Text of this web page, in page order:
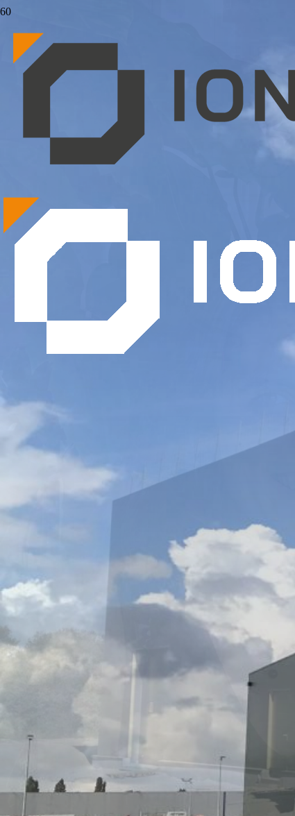
VISITE DU
VISITE DU CHANTIER SOLOC
Chantiers